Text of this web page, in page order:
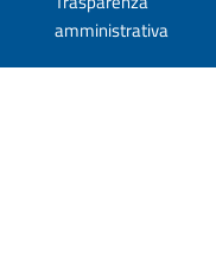
amministrativa